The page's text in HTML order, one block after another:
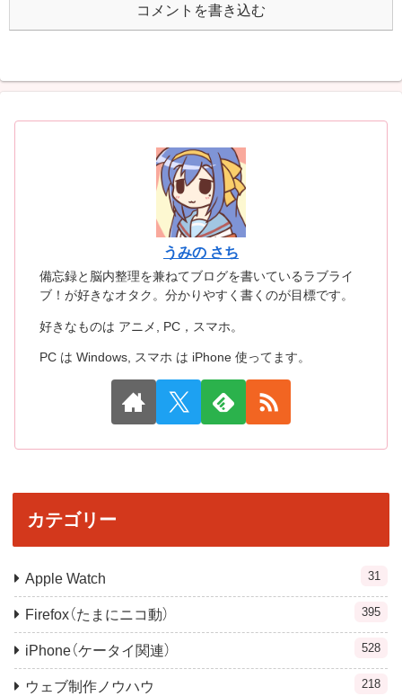
コメントを書き込む
うみの さち
備忘録と脳内整理を兼ねてブログを書いているラブライ
ブ！が好きなオタク。分かりやすく書くのが目標です。
好きなものは アニメ, PC，スマホ。
PC は Windows, スマホ は iPhone 使ってます。
カテゴリー
Apple Watch 31
Firefox（たまにニコ動） 395
iPhone（ケータイ関連） 528
ウェブ制作ノウハウ 218